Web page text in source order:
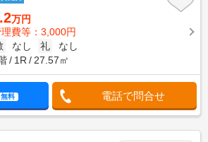
万円
費等：3,000円
なし 礼
なし
1R 27.57㎡
無料 電話で問合せ